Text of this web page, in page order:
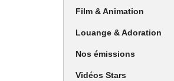
Film & Animation
Louange & Adoration
Nos émissions
Vidéos Stars